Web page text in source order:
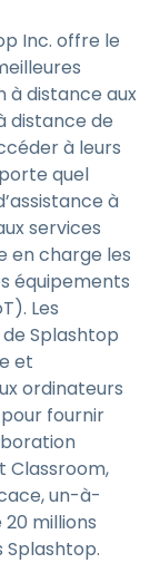
Inc. offre le
à distance aux
distance de
à leurs
quel
à
services
en charge les
équipements
Les
Splashtop
et
ordinateurs
pour fournir
Classroom,
un-à-
millions
Splashtop.